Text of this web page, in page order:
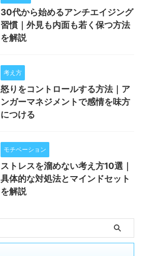
30代から始めるアンチエイジング
習慣｜外見も内面も若く保つ方法
を解説
考え方
怒りをコントロールする方法｜ア
ンガーマネジメントで感情を味方
につける
モチベーション
ストレスを溜めない考え方10選｜
具体的な対処法とマインドセット
を解説